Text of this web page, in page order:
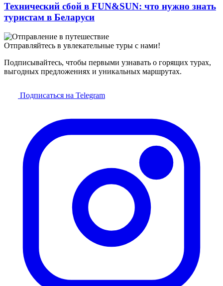
Технический сбой в FUN&SUN: что нужно знать
туристам в Беларуси
Отправляйтесь в увлекательные туры с нами!
Подписывайтесь, чтобы первыми узнавать о горящих турах,
выгодных предложениях и уникальных маршрутах.
Подписаться на Telegram